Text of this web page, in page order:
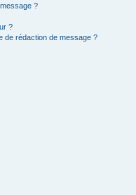
?
?
de rédaction de message ?